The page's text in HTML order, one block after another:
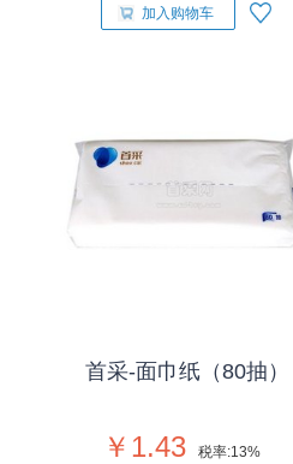
加入购物车
首采-面巾纸（80抽）
￥1.43 税率:13%